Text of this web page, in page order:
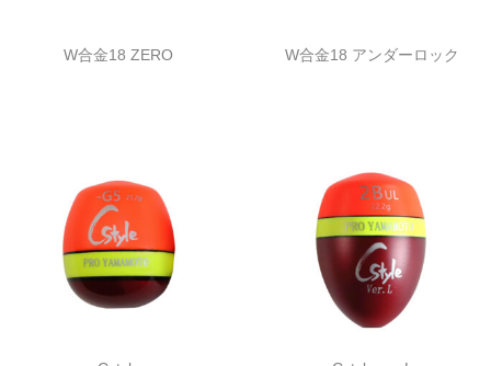
W合金18 ZERO W合金18 アンダーロック